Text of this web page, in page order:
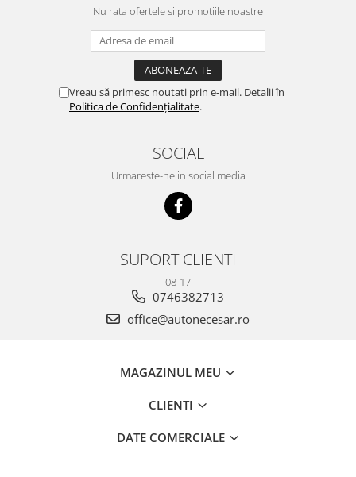
Nu rata ofertele si promotiile noastre
Vreau să primesc noutati prin e-mail. Detalii în
Politica de Confidențialitate.
SOCIAL
Urmareste-ne in social media
SUPORT CLIENTI
08-17
0746382713
office@autonecesar.ro
MAGAZINUL MEU
CLIENTI
DATE COMERCIALE